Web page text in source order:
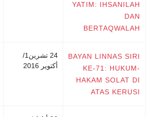
YATIM: IHSANILAH
DAN
BERTAQWALAH
BAYAN LINNAS SIRI
KE-71: HUKUM-
HAKAM SOLAT DI
ATAS KERUSI
24 تشرين1/
أكتوير 2016